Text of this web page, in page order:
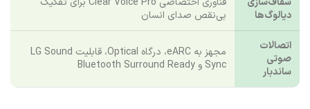
دیالوگ‌ها
بی‌نقص صدای انسان
اتصالات
صوتی
ساندبار
مجهز به eARC، درگاه Optical، قابلیت LG Sound
Sync و Bluetooth Surround Ready